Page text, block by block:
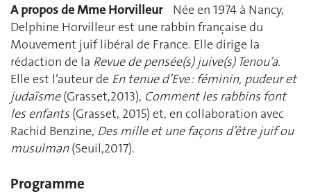
A propos de Mme Horvilleur
Née en 1974 à Nancy,
Delphine Horvilleur est une rabbin française du
Mouvement juif libéral de France. Elle dirige la
rédaction de la Revue de pensée(s) juive(s) Tenou’a.
Elle est l’auteur de En tenue d’Eve : féminin, pudeur et
judaïsme(Grasset,2013), Comment les rabbins font
les enfants(Grasset, 2015) et, en collaboration avec
Rachid Benzine, Des mille et une façons d’être juif ou
musulman(Seuil,2017).
Programme